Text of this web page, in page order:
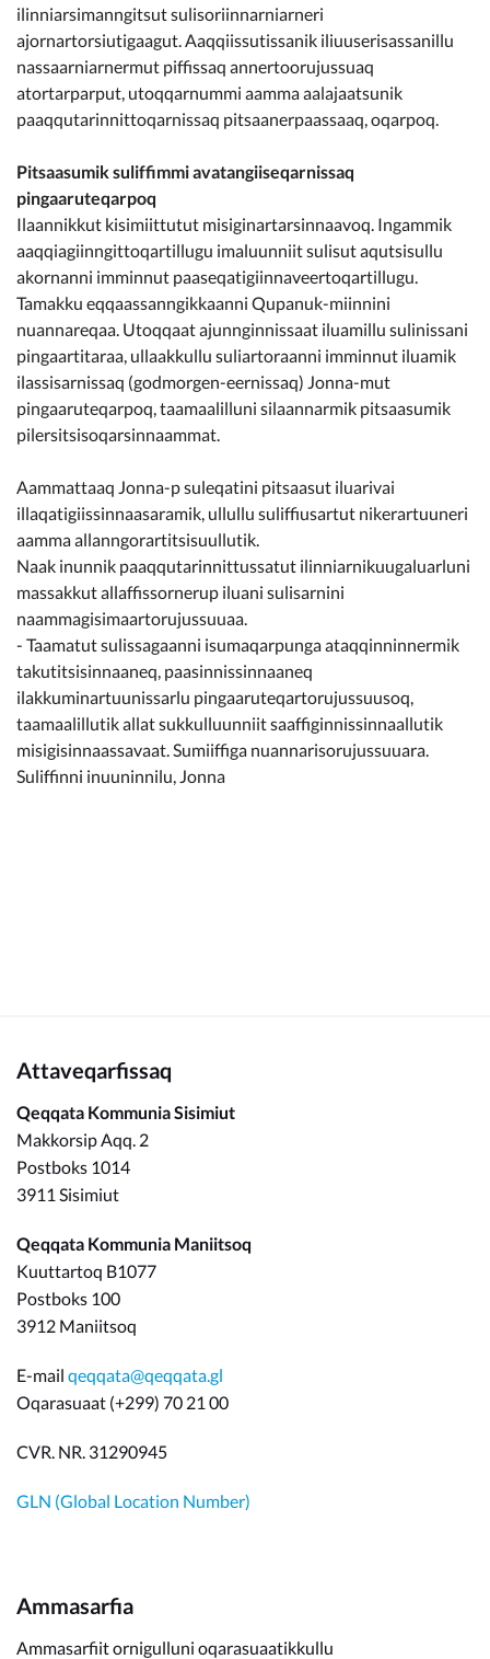
ilinniarsimanngitsut sulisoriinnarniarneri
ajornartorsiutigaagut. Aaqqiissutissanik iliuuserisassanillu
nassaarniarnermut piffissaq annertoorujussuaq
atortarparput, utoqqarnummi aamma aalajaatsunik
paaqqutarinnittoqarnissaq pitsaanerpaassaaq, oqarpoq.
Pitsaasumik suliffimmi avatangiiseqarnissaq
pingaaruteqarpoq
Ilaannikkut kisimiittutut misiginartarsinnaavoq. Ingammik
aaqqiagiinngittoqartillugu imaluunniit sulisut aqutsisullu
akornanni imminnut paaseqatigiinnaveertoqartillugu.
Tamakku eqqaassanngikkaanni Qupanuk-miinnini
nuannareqaa. Utoqqaat ajunnginnissaat iluamillu sulinissani
pingaartitaraa, ullaakkullu suliartoraanni imminnut iluamik
ilassisarnissaq (godmorgen-eernissaq) Jonna-mut
pingaaruteqarpoq, taamaalilluni silaannarmik pitsaasumik
pilersitsisoqarsinnaammat.
Aammattaaq Jonna-p suleqatini pitsaasut iluarivai
illaqatigiissinnaasaramik, ullullu suliffiusartut nikerartuuneri
aamma allanngorartitsisuullutik.
Naak inunnik paaqqutarinnittussatut ilinniarnikuugaluarluni
massakkut allaffissornerup iluani sulisarnini
naammagisimaartorujussuuaa.
- Taamatut sulissagaanni isumaqarpunga ataqqinninnermik
takutitsisinnaaneq, paasinnissinnaaneq
ilakkuminartuunissarlu pingaaruteqartorujussuusoq,
taamaalillutik allat sukkulluunniit saaffiginnissinnaallutik
misigisinnaassavaat. Sumiiffiga nuannarisorujussuuara.
Suliffinni inuuninnilu, Jonna
Attaveqarfissaq
Qeqqata Kommunia Sisimiut
Makkorsip Aqq. 2
Postboks 1014
3911 Sisimiut
Qeqqata Kommunia Maniitsoq
Kuuttartoq B1077
Postboks 100
3912 Maniitsoq
E-mail qeqqata@qeqqata.gl
Oqarasuaat (+299) 70 21 00
CVR. NR. 31290945
GLN (Global Location Number)
Ammasarfia
Ammasarfiit ornigulluni oqarasuaatikkullu